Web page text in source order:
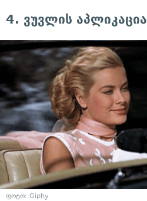
4. ვუვლის აპლიკაცია
ფოტო: Giphy